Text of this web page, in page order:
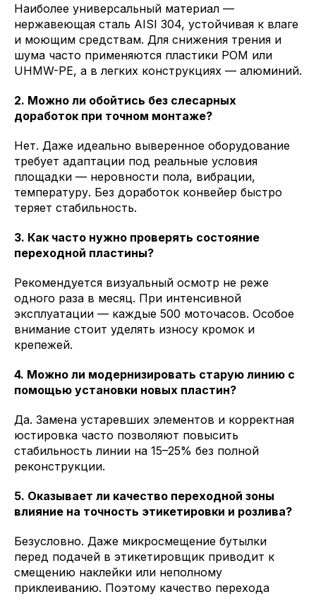
Наиболее универсальный материал —
нержавеющая сталь AISI 304, устойчивая к влаге
и моющим средствам. Для снижения трения и
шума часто применяются пластики POM или
UHMW-PE, а в легких конструкциях — алюминий.
2. Можно ли обойтись без слесарных
доработок при точном монтаже?
Нет. Даже идеально выверенное оборудование
требует адаптации под реальные условия
площадки — неровности пола, вибрации,
температуру. Без доработок конвейер быстро
теряет стабильность.
3. Как часто нужно проверять состояние
переходной пластины?
Рекомендуется визуальный осмотр не реже
одного раза в месяц. При интенсивной
эксплуатации — каждые 500 моточасов. Особое
внимание стоит уделять износу кромок и
крепежей.
4. Можно ли модернизировать старую линию с
помощью установки новых пластин?
Да. Замена устаревших элементов и корректная
юстировка часто позволяют повысить
стабильность линии на 15–25% без полной
реконструкции.
5. Оказывает ли качество переходной зоны
влияние на точность этикетировки и розлива?
Безусловно. Даже микросмещение бутылки
перед подачей в этикетировщик приводит к
смещению наклейки или неполному
приклеиванию. Поэтому качество перехода